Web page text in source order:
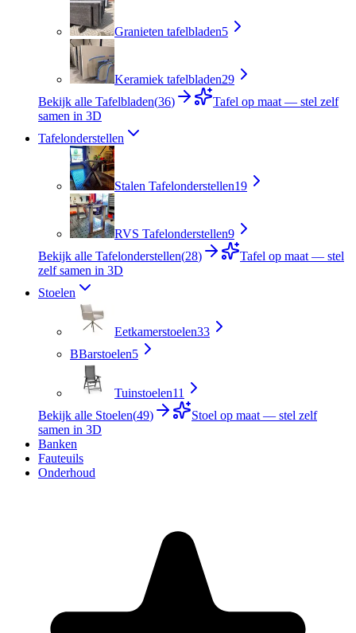
Granieten tafelbladen5
Keramiek tafelbladen29
Bekijk alle Tafelbladen(36)
Tafel op maat — stel zelf
samen in 3D
Tafelonderstellen
Stalen Tafelonderstellen19
RVS Tafelonderstellen9
Bekijk alle Tafelonderstellen(28)
Tafel op maat — stel
zelf samen in 3D
Stoelen
Eetkamerstoelen33
BBarstoelen5
Tuinstoelen11
Bekijk alle Stoelen(49)
Stoel op maat — stel zelf
samen in 3D
Banken
Fauteuils
Onderhoud